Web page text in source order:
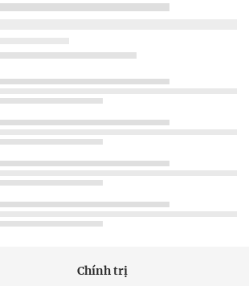
Chính trị